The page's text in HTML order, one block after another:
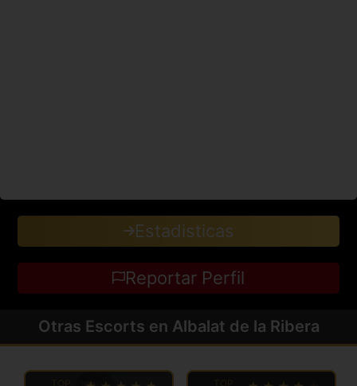
Estadisticas
Reportar Perfil
Otras Escorts en Albalat de la Ribera